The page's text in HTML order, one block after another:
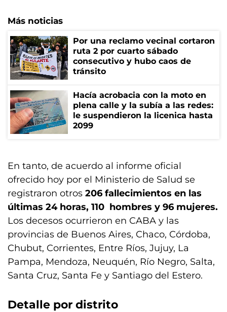
Más noticias
Por una reclamo vecinal cortaron
ruta 2 por cuarto sábado
consecutivo y hubo caos de
tránsito
Hacía acrobacia con la moto en
plena calle y la subía a las redes:
le suspendieron la licenica hasta
2099
En tanto, de acuerdo al informe oficial
ofrecido hoy por el Ministerio de Salud se
registraron otros 206 fallecimientos en las
últimas 24 horas, 110 hombres y 96 mujeres.
Los decesos ocurrieron en CABA y las
provincias de Buenos Aires, Chaco, Córdoba,
Chubut, Corrientes, Entre Ríos, Jujuy, La
Pampa, Mendoza, Neuquén, Río Negro, Salta,
Santa Cruz, Santa Fe y Santiago del Estero.
Detalle por distrito